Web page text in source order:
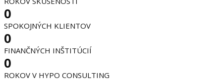
0
SPOKOJNÝCH KLIENTOV
0
FINANČNÝCH INŠTITÚCIÍ
0
ROKOV V HYPO CONSULTING